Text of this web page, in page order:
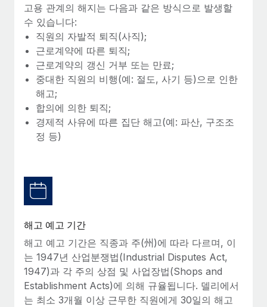
Compliance Watchtower
규정 준수 관련 위험에 선제적으로 대응
기기 관리
전 세계 IT 장비 제공 및 추적 관리
법인 설립
법인 설립을 빠르고 준법적으로 지원
글로벌 인재 이동 및 전근
직원 해외 이전을 간편하게 처리
손쉬운 직원 복리후생 관리
블로그
글로벌 급여
EOR 및 PEO
계약자 관리
세금
블로그 둘러보기
블로그
Remote 제품 관련 소식: Gusto 및 Xero와의 통합과
Remote의 사명은 모든 규모의 기업이 전 세계 어디서든 업무에 가
장 적합 사람을 찾아 채용 및 관리하고 급여를 지급하도록 돕는 것
입니다. 이를 위해 최근 몇 주 동안 새로운...
자세히 알아보기
고용 관계의 해지는 다음과 같은 방식으로 발생할
수 있습니다:
직원의 자발적 퇴직(사직);
근로계약에 따른 퇴직;
근로계약의 갱신 거부 또는 만료;
중대한 직원의 비행(예: 절도, 사기 등)으로 인한
해고;
합의에 의한 퇴직;
경제적 사유에 따른 집단 해고(예: 파산, 구조조
정 등)
해고 예고 기간
해고 예고 기간은 직종과 주(州)에 따라 다르며, 이
는 1947년 산업분쟁법(Industrial Disputes Act,
1947)과 각 주의 상점 및 사업장법(Shops and
Establishment Acts)에 의해 규율됩니다. 델리에서
는 최소 3개월 이상 근무한 직원에게 30일의 해고